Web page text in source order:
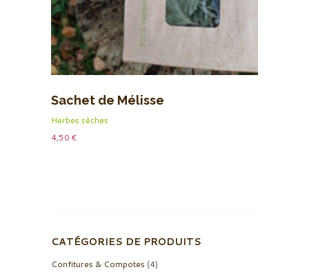
Sachet de Mélisse
Herbes sèches
4,50€
CATÉGORIES DE PRODUITS
Confitures & Compotes (4)